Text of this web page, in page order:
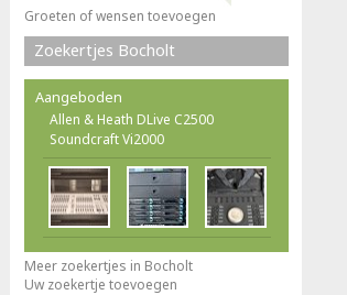
Groeten of wensen toevoegen
Zoekertjes Bocholt
Aangeboden
Allen & Heath DLive C2500
Soundcraft Vi2000
Meer zoekertjes in Bocholt
Uw zoekertje toevoegen